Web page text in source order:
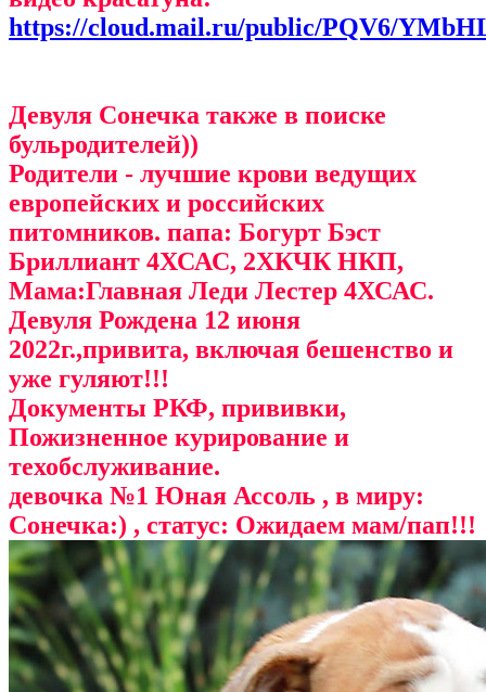
https://cloud.mail.ru/public/PQV6/
Девуля Сонечка также в поиске
бульродителей))
Родители - лучшие крови ведущих
европейских и российских
питомников. папа: Богурт Бэст
Бриллиант 4ХСАС, 2ХКЧК НКП,
Мама:Главная Леди Лестер 4ХСАС.
Девуля Рождена 12 июня
2022г.,привита, включая бешенство и
уже гуляют!!!
Документы РКФ, прививки,
Пожизненное курирование и
техобслуживание.
девочка №1 Юная Ассоль , в миру:
Сонечка:) , статус: Ожидаем мам/пап!!!